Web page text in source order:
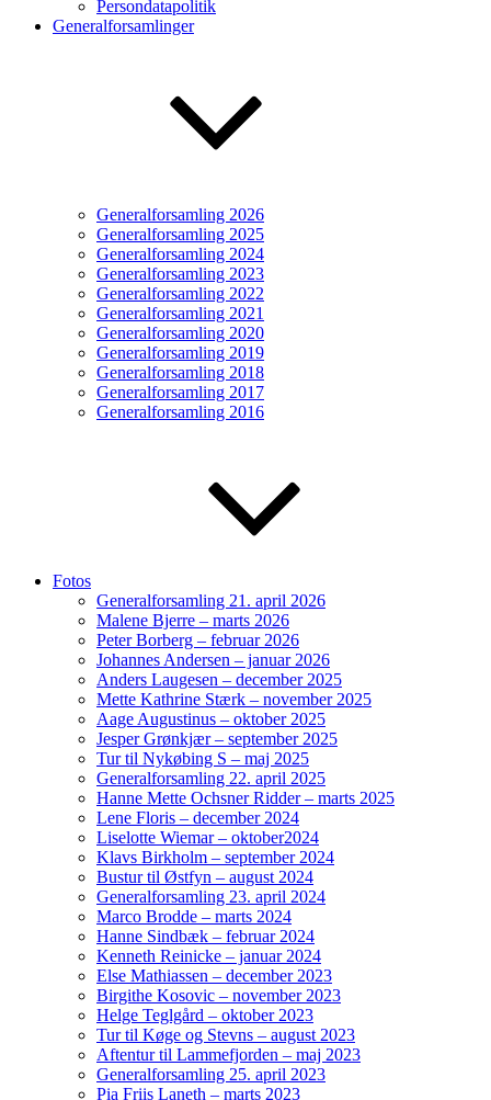
Persondatapolitik
Generalforsamlinger
Generalforsamling 2026
Generalforsamling 2025
Generalforsamling 2024
Generalforsamling 2023
Generalforsamling 2022
Generalforsamling 2021
Generalforsamling 2020
Generalforsamling 2019
Generalforsamling 2018
Generalforsamling 2017
Generalforsamling 2016
Fotos
Generalforsamling 21. april 2026
Malene Bjerre – marts 2026
Peter Borberg – februar 2026
Johannes Andersen – januar 2026
Anders Laugesen – december 2025
Mette Kathrine Stærk – november 2025
Aage Augustinus – oktober 2025
Jesper Grønkjær – september 2025
Tur til Nykøbing S – maj 2025
Generalforsamling 22. april 2025
Hanne Mette Ochsner Ridder – marts 2025
Lene Floris – december 2024
Liselotte Wiemar – oktober2024
Klavs Birkholm – september 2024
Bustur til Østfyn – august 2024
Generalforsamling 23. april 2024
Marco Brodde – marts 2024
Hanne Sindbæk – februar 2024
Kenneth Reinicke – januar 2024
Else Mathiassen – december 2023
Birgithe Kosovic – november 2023
Helge Teglgård – oktober 2023
Tur til Køge og Stevns – august 2023
Aftentur til Lammefjorden – maj 2023
Generalforsamling 25. april 2023
Pia Friis Laneth – marts 2023